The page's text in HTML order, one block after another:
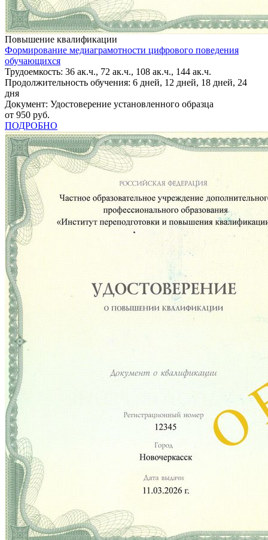
Повышение квалификации
Формирование медиаграмотности цифрового поведения
обучающихся
Трудоемкость: 36 ак.ч., 72 ак.ч., 108 ак.ч., 144 ак.ч.
Продолжительность обучения: 6 дней, 12 дней, 18 дней, 24
дня
Документ: Удостоверение установленного образца
от 950 руб.
ПОДРОБНО